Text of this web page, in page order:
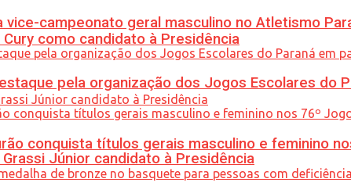
como candidato à Presidência
Júnior candidato à Presidência
vice-campeonato geral masculino no Atletismo
pela organização dos Jogos Escolares do
conquista títulos gerais masculino e feminino